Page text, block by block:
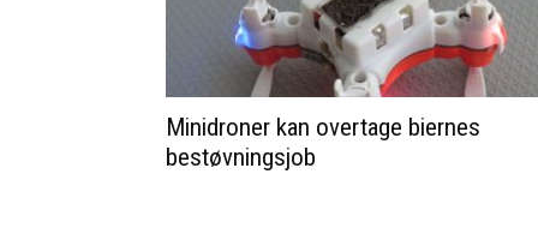
Minidroner kan overtage biernes
bestøvningsjob